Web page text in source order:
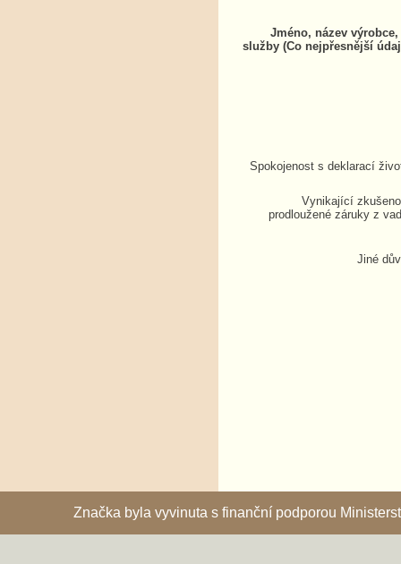
Jméno, název
služby (Co nejpřesnější
Spokojenost s deklarací
Vynikající
prodloužené záruky z
Jiné
Značka byla vyvinuta s finanční podporou